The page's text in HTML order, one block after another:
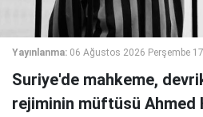
Yayınlanma: 06 Ağustos 2026 Perşembe
Suriye'de mahkeme,
rejiminin müftüsü Ahmed